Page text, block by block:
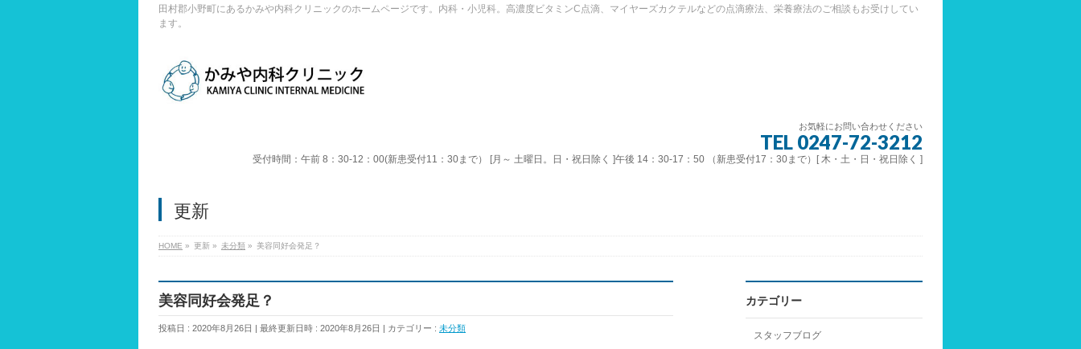
田村郡小野町にあるかみや内科クリニックのホームページです。内科・小児科。高濃度ビタミンC点滴、マイヤーズカクテルなどの点滴療法、栄養療法のご相談もお受けしてい
ます。
お気軽にお問い合わせください
TEL 0247-72-3212
受付時間：午前 8：30-12：00(新患受付11：30まで） [月～ 土曜日。日・祝日除く ]午後 14：30-17：50 （新患受付17：30まで）[ 木・土・日・祝日除く ]
更新
HOME » 更新 » 未分類 » 美容同好会発足？
美容同好会発足？
投稿日 : 2020年8月26日 最終更新日時 : 2020年8月26日 カテゴリー : 未分類
カテゴリー
スタッフブログ